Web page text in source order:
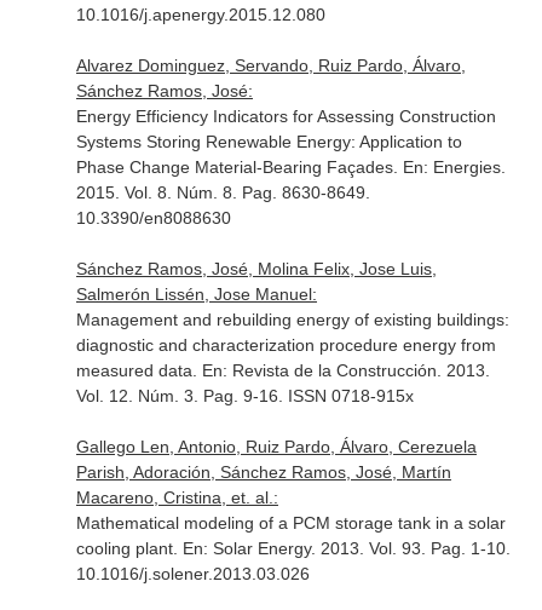
10.1016/j.apenergy.2015.12.080
Alvarez Dominguez, Servando, Ruiz Pardo, Álvaro,
Sánchez Ramos, José:
Energy Efficiency Indicators for Assessing Construction
Systems Storing Renewable Energy: Application to
Phase Change Material-Bearing Façades. En: Energies.
2015. Vol. 8. Núm. 8. Pag. 8630-8649.
10.3390/en8088630
Sánchez Ramos, José, Molina Felix, Jose Luis,
Salmerón Lissén, Jose Manuel:
Management and rebuilding energy of existing buildings:
diagnostic and characterization procedure energy from
measured data. En: Revista de la Construcción . 2013.
Vol. 12. Núm. 3. Pag. 9-16. ISSN 0718-915x
Gallego Len, Antonio, Ruiz Pardo, Álvaro, Cerezuela
Parish, Adoración, Sánchez Ramos, José, Martín
Macareno, Cristina, et. al.:
Mathematical modeling of a PCM storage tank in a solar
cooling plant. En: Solar Energy. 2013. Vol. 93. Pag. 1-10.
10.1016/j.solener.2013.03.026